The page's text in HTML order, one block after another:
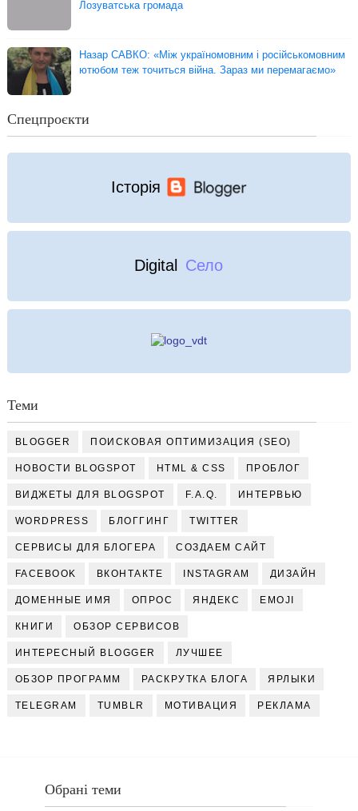
Лозуватська громада
Назар САВКО: «Між україномовним і російськомовним
ютюбом теж точиться війна. Зараз ми перемагаємо»
Спецпроєкти
Історія
Digital Село
Теми
BLOGGER ПОИСКОВАЯ ОПТИМИЗАЦИЯ (SEO)
НОВОСТИ BLOGSPOT HTML & CSS ПРОБЛОГ
ВИДЖЕТЫ ДЛЯ BLOGSPOT F.A.Q. ИНТЕРВЬЮ
WORDPRESS БЛОГГИНГ TWITTER
СЕРВИСЫ ДЛЯ БЛОГЕРА СОЗДАЕМ САЙТ
FACEBOOK ВКОНТАКТЕ INSTAGRAM ДИЗАЙН
ДОМЕННЫЕ ИМЯ ОПРОС ЯНДЕКС EMOJI
КНИГИ ОБЗОР СЕРВИСОВ
ИНТЕРЕСНЫЙ BLOGGER ЛУЧШЕЕ
ОБЗОР ПРОГРАММ РАСКРУТКА БЛОГА ЯРЛЫКИ
TELEGRAM TUMBLR МОТИВАЦИЯ РЕКЛАМА
Обрані теми